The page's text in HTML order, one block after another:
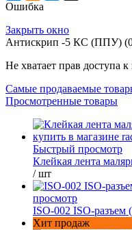
Ошибка
Закрыть окно
Антискрип -5 КС (ППУ)
Не хватает прав доступа
Самые продаваемые
Просмотренные товары
Быстрый просмотр
Клейкая лента
/ шт
просмотр
ISO-002 ISO-разъем
Хит продаж